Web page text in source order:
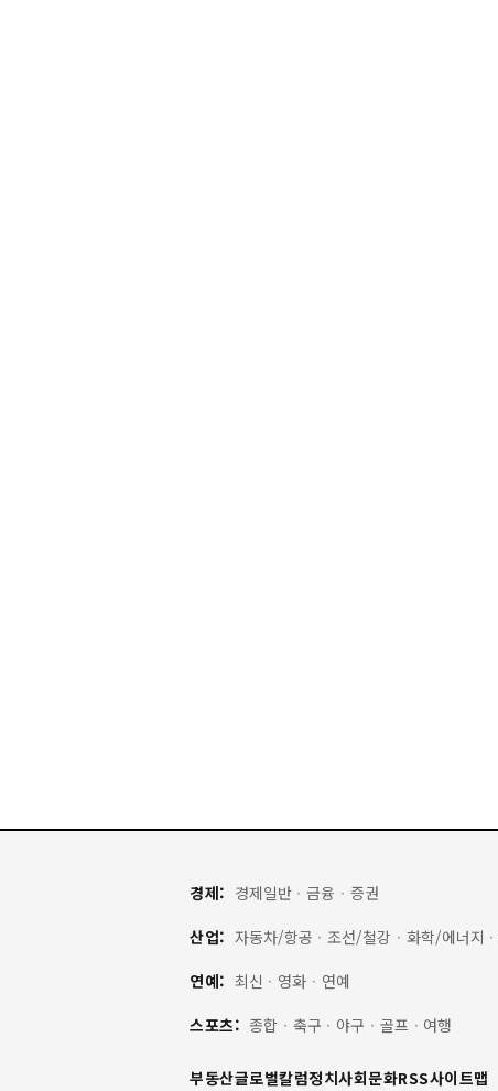
경제: 경제일반 · 금융 · 증권
산업: 자동차/항공 · 조선/철강 · 화학/에너지 ·
연예: 최신 · 영화 · 연예
스포츠: 종합 · 축구 · 야구 · 골프 · 여행
부동산글로벌칼럼정치사회문화RSS사이트맵